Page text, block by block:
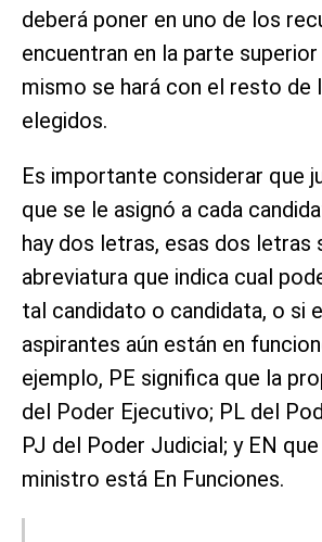
deberá poner en uno de los
encuentran en la parte
mismo se hará con el resto de
elegidos.
Es importante considerar que
que se le asignó a cada
hay dos letras, esas dos letras
abreviatura que indica cual
tal candidato o candidata, o si
aspirantes aún están en
ejemplo, PE significa que la
del Poder Ejecutivo; PL del
PJ del Poder Judicial; y EN
ministro está En Funciones.